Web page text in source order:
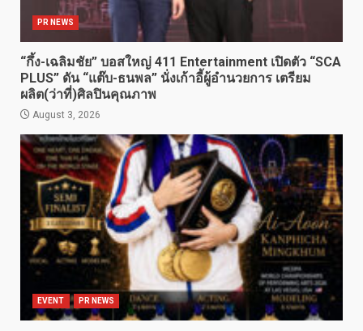
PR NEWS
“กึ้ง-เฉลิมชัย” บอสใหญ่ 411 Entertainment เปิดตัว “SCA
PLUS” ดัน “แต๊บ-ธนพล” นั่งเก้าอี้ผู้อำนวยการ เตรียม
ผลิต(ว่าที่)ศิลปินคุณภาพ
August 3, 2026
EVENT PR NEWS